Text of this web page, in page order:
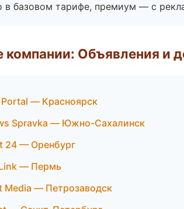
в базовом тарифе, премиум — с
Объявления и
— Красноярск
Spravka — Южно-Сахалинск
24 — Оренбург
— Пермь
Media — Петрозаводск